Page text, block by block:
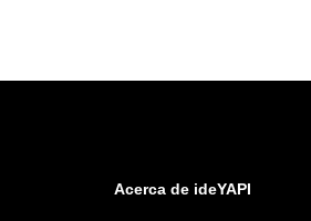
Acerca de ideYAPI